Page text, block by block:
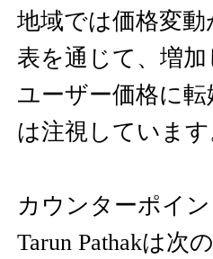
地域では価格変
表を通じて、増
ユーザー価格に
は注視しています
カウンターポイ
Tarun Pathakは次